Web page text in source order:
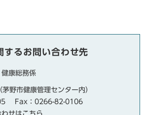
するお問い合わせ先
健康総務係
野市健康管理センター内）
Fax：0266-82-0106
せはこちら